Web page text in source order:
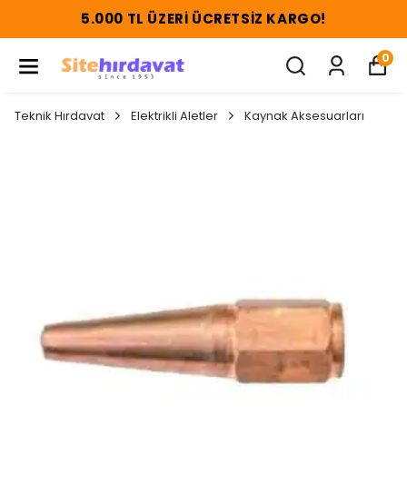
5.000 TL ÜZERI ÜCRETSIZ KARGO!
0
Teknik Hırdavat Elektrikli Aletler Kaynak Aksesuarları